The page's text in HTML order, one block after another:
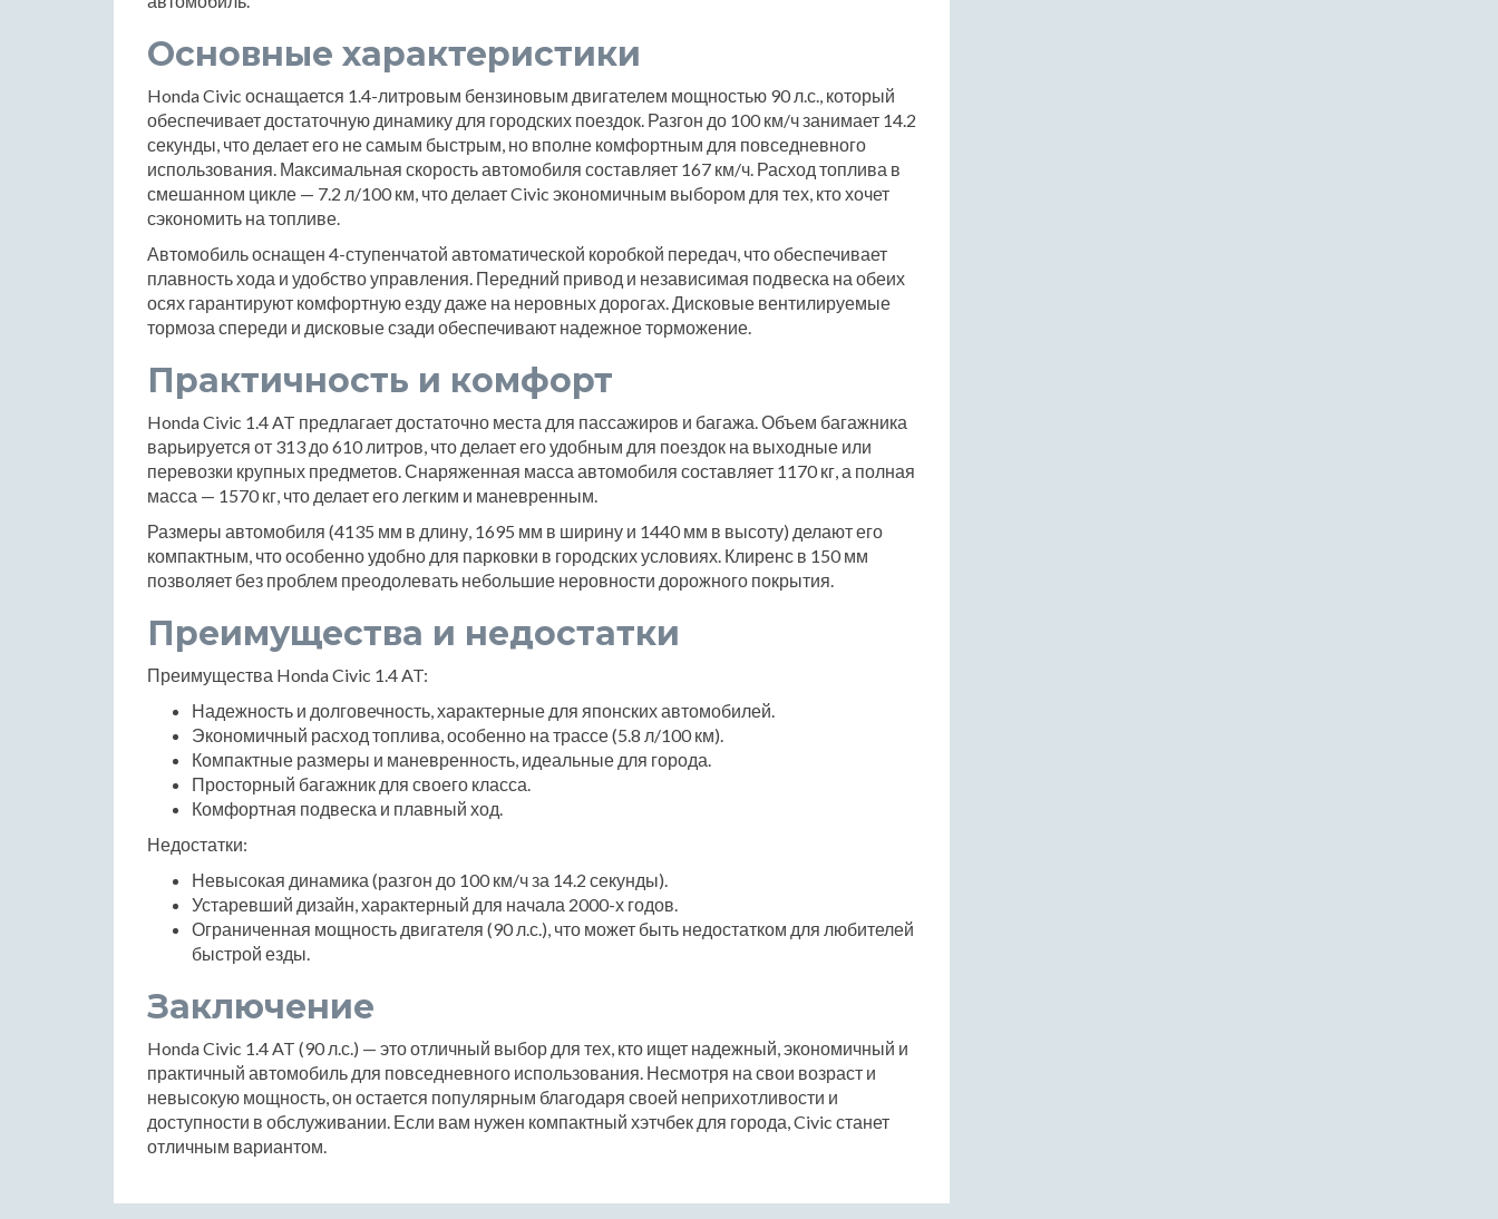
Основные характеристики
Honda Civic оснащается 1.4-литровым бензиновым двигателем мощностью 90 л.с., который
обеспечивает достаточную динамику для городских поездок. Разгон до 100 км/ч занимает 14.2
секунды, что делает его не самым быстрым, но вполне комфортным для повседневного
использования. Максимальная скорость автомобиля составляет 167 км/ч. Расход топлива в
смешанном цикле — 7.2 л/100 км, что делает Civic экономичным выбором для тех, кто хочет
сэкономить на топливе.
Автомобиль оснащен 4-ступенчатой автоматической коробкой передач, что обеспечивает
плавность хода и удобство управления. Передний привод и независимая подвеска на обеих
осях гарантируют комфортную езду даже на неровных дорогах. Дисковые вентилируемые
тормоза спереди и дисковые сзади обеспечивают надежное торможение.
Практичность и комфорт
Honda Civic 1.4 AT предлагает достаточно места для пассажиров и багажа. Объем багажника
варьируется от 313 до 610 литров, что делает его удобным для поездок на выходные или
перевозки крупных предметов. Снаряженная масса автомобиля составляет 1170 кг, а полная
масса — 1570 кг, что делает его легким и маневренным.
Размеры автомобиля (4135 мм в длину, 1695 мм в ширину и 1440 мм в высоту) делают его
компактным, что особенно удобно для парковки в городских условиях. Клиренс в 150 мм
позволяет без проблем преодолевать небольшие неровности дорожного покрытия.
Преимущества и недостатки
Преимущества Honda Civic 1.4 AT:
Надежность и долговечность, характерные для японских автомобилей.
Экономичный расход топлива, особенно на трассе (5.8 л/100 км).
Компактные размеры и маневренность, идеальные для города.
Просторный багажник для своего класса.
Комфортная подвеска и плавный ход.
Недостатки:
Невысокая динамика (разгон до 100 км/ч за 14.2 секунды).
Устаревший дизайн, характерный для начала 2000-х годов.
Ограниченная мощность двигателя (90 л.с.), что может быть недостатком для любителей
быстрой езды.
Заключение
Honda Civic 1.4 AT (90 л.с.) — это отличный выбор для тех, кто ищет надежный, экономичный и
практичный автомобиль для повседневного использования. Несмотря на свои возраст и
невысокую мощность, он остается популярным благодаря своей неприхотливости и
доступности в обслуживании. Если вам нужен компактный хэтчбек для города, Civic станет
отличным вариантом.